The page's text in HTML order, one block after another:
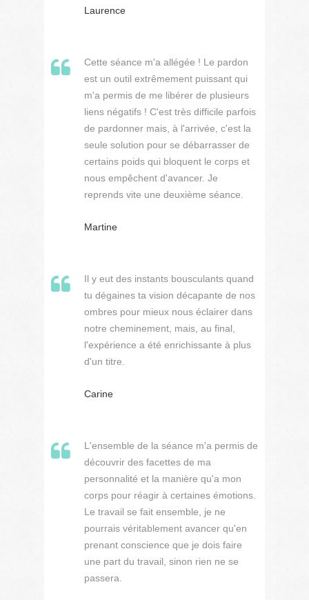
Laurence
Cette séance m'a allégée ! Le pardon
est un outil extrêmement puissant qui
m'a permis de me libérer de plusieurs
liens négatifs ! C'est très difficile parfois
de pardonner mais, à l'arrivée, c'est la
seule solution pour se débarrasser de
certains poids qui bloquent le corps et
nous empêchent d'avancer. Je
reprends vite une deuxième séance.
Martine
Il y eut des instants bousculants quand
tu dégaines ta vision décapante de nos
ombres pour mieux nous éclairer dans
notre cheminement, mais, au final,
l'expérience a été enrichissante à plus
d'un titre.
Carine
L'ensemble de la séance m'a permis de
découvrir des facettes de ma
personnalité et la manière qu'a mon
corps pour réagir à certaines émotions.
Le travail se fait ensemble, je ne
pourrais véritablement avancer qu'en
prenant conscience que je dois faire
une part du travail, sinon rien ne se
passera.